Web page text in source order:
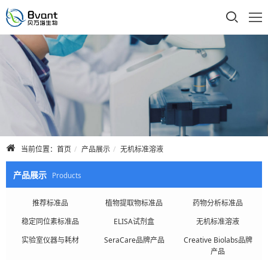
首页
公司介绍
产品展示
技术支持
人才招聘
联系我们
当前位置： 首页 产品展示 无机标准溶液
产品展示 Products
推荐标准品 植物提取物标准品
药物分析标准品
稳定同位素标准品
ELISA试剂盒
无机标准溶液
实验室仪器与耗材
SeraCare品牌产品
Creative Biolabs品牌
产品